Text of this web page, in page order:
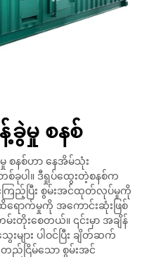
ခွဲမှု စနစ်
စနစ်ဟာ နေအိမ်သုံး
စ်ခုပါ။ ဒီရှုပ်ထွေးတဲ့စနစ်က
ည့်ပြီး စွမ်းအင်ထုတ်လုပ်မှုကို
ရောက်မှုကို အကောင်းဆုံးဖြစ်
တိုးစေတယ်။ ၎င်းမှာ အချိန်
ျား ပါဝင်ပြီး ချိတ်ဆက်
ည်ငြိမ်သော စွမ်းအင်